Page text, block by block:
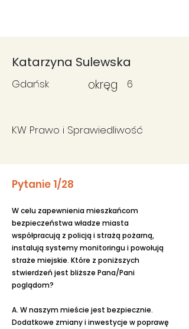
Katarzyna Sulewska
Gdańsk okręg 6
KW Prawo i Sprawiedliwość
Pytanie 1/28
W celu zapewnienia mieszkańcom
bezpieczeństwa władze miasta
współpracują z policją i strażą pożarną,
instalują systemy monitoringu i powołują
straże miejskie. Które z poniższych
stwierdzeń jest bliższe Pana/Pani
poglądom?
A. W naszym mieście jest bezpiecznie.
Dodatkowe zmiany i inwestycje w poprawę